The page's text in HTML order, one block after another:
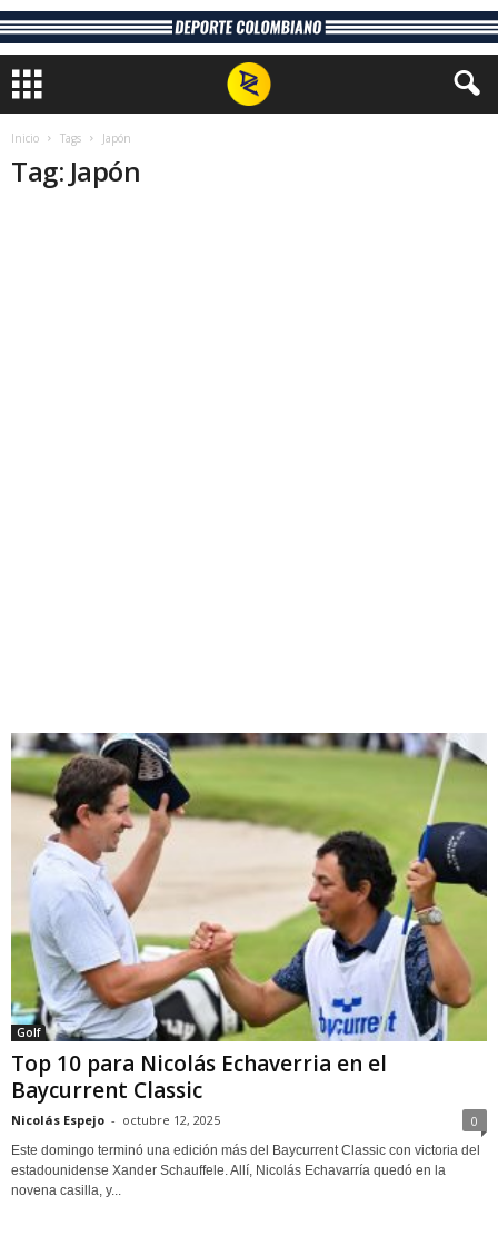
Inicio Tags Japón
Tag: Japón
Golf
Top 10 para Nicolás Echaverria en el
Baycurrent Classic
Nicolás Espejo - octubre 12, 2025 0
Este domingo terminó una edición más del Baycurrent Classic con victoria del
estadounidense Xander Schauffele. Allí, Nicolás Echavarría quedó en la
novena casilla, y...